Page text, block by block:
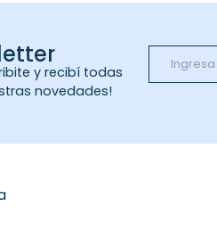
y recibí todas
novedades!